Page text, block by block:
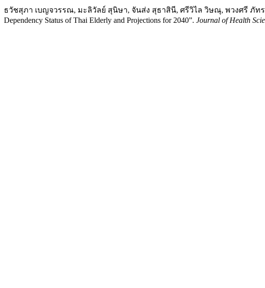
ธวัชสุภา เบญจวรรณ, มะลิวัลย์ สุนิษา, จันส่ง สุธาสินี, ศรีวิไล วิษณุ, พวงศรี ภัทรา
Dependency Status of Thai Elderly and Projections for 2040”. Journal of Health